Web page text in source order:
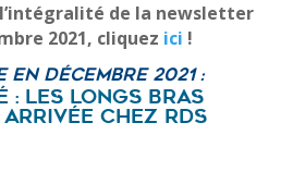
de la newsletter
2021, cliquez ici !
Décembre 2021 :
: les longs bras
chez RDS